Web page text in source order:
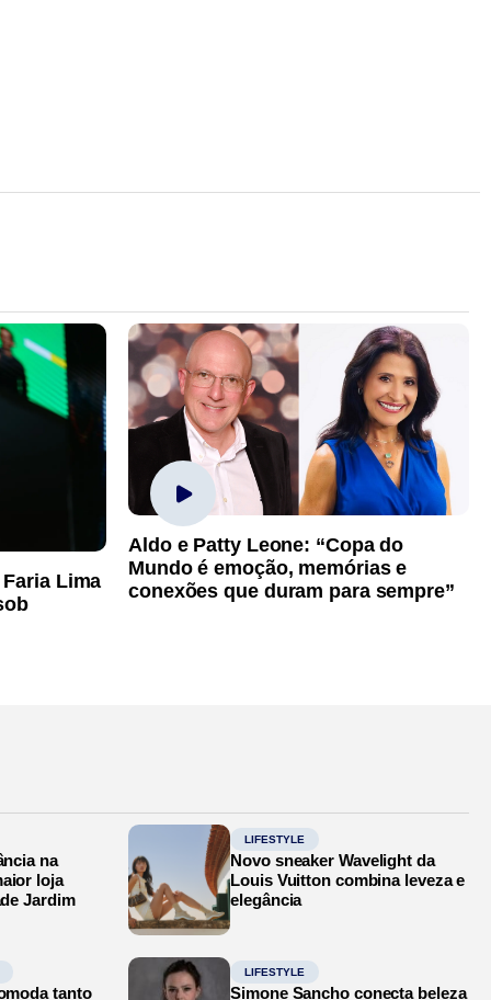
Lima
Aldo e Patty Leone: “Copa do
Mundo é emoção, memórias e
conexões que duram para sempre”
na
loja
Jardim
LIFESTYLE
Novo sneaker Wavelight da
Louis Vuitton combina leveza e
elegância
tanto
LIFESTYLE
Simone Sancho conecta beleza